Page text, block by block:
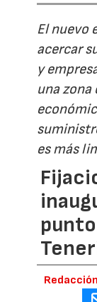
El nuevo
acercar
y
una
es más